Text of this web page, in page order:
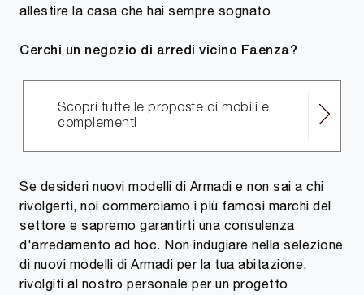
allestire la casa che hai sempre sognato
Cerchi un negozio di arredi vicino Faenza?
Scopri tutte le proposte di mobili e
complementi
Se desideri nuovi modelli di Armadi e non sai a chi
rivolgerti, noi commerciamo i più famosi marchi del
settore e sapremo garantirti una consulenza
d'arredamento ad hoc. Non indugiare nella selezione
di nuovi modelli di Armadi per la tua abitazione,
rivolgiti al nostro personale per un progetto